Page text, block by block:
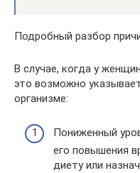
Подробный разбор
В случае, когда у
это возможно
организме:
Пониженный
его повышения
диету или